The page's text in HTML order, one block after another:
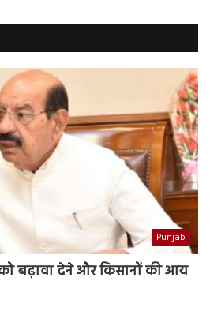
Punjab
बढ़ावा देने और किसानों की आय